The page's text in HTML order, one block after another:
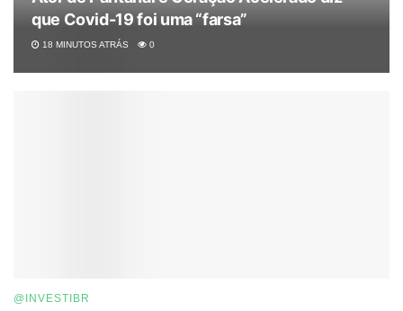
que Covid-19 foi uma “farsa”
18 MINUTOS ATRÁS 0
@INVESTIBR